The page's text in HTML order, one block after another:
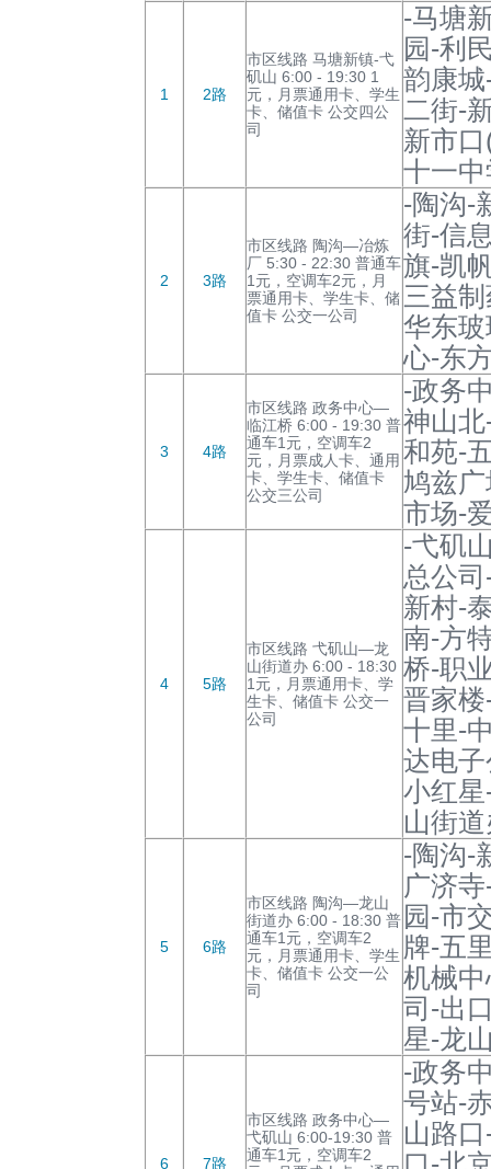
1 2路
市区线路 马塘新镇-弋
矶山 6:00 - 19:30 1
元，月票通用卡、学生
卡、储值卡 公交四公
司
-马塘
园-利
韵康
二街-
新市
十一
2 3路
市区线路 陶沟—冶炼
厂 5:30 - 22:30 普通车
1元，空调车2元，月
票通用卡、学生卡、储
值卡 公交一公司
-陶沟-
街-信
旗-凯
三益
华东
心-东
3 4路
市区线路 政务中心—
临江桥 6:00 - 19:30 普
通车1元，空调车2
元，月票成人卡、通用
卡、学生卡、储值卡
公交三公司
-政务
神山
和苑-
鸠兹
市场-
4 5路
市区线路 弋矶山—龙
山街道办 6:00 - 18:30
1元，月票通用卡、学
生卡、储值卡 公交一
公司
-弋矶
总公
新村-
南-方
桥-职
晋家
十里-
达电
小红
山街
5 6路
市区线路 陶沟—龙山
街道办 6:00 - 18:30 普
通车1元，空调车2
元，月票通用卡、学生
卡、储值卡 公交一公
司
-陶沟-
广济
园-市
牌-五
机械
司-出
星-龙
6 7路
市区线路 政务中心—
弋矶山 6:00-19:30 普
通车1元，空调车2
-政务
号站-
山路